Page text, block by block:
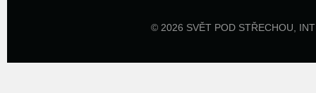
© 2026 SVĚT POD STŘECHOU,